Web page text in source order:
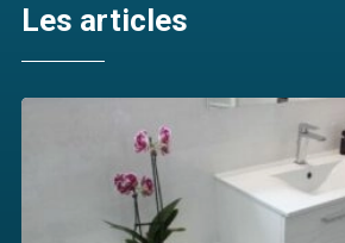
Les articles